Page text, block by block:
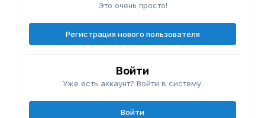
Это очень просто!
Регистрация нового пользователя
Войти
Уже есть аккаунт? Войти в систему.
Войти